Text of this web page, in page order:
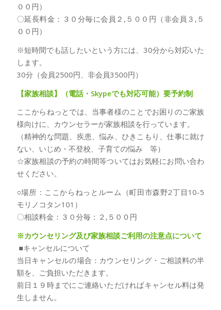
００円）
〇延長料金：３０分毎に会員２,５００円（非会員３,５
００円）
※短時間でも話したいという方には、30分から対応いた
します。
30分（会員2500円、非会員3500円）
【家族相談】（電話・Skypeでも対応可能）要予約制
ここからねっとでは、当事者様のことでお困りのご家族
様向けに、カウンセラーが家族相談を行っています。
（精神的な問題、疾患、悩み、ひきこもり、仕事に就け
ない、いじめ・不登校、子育ての悩み 等）
☆家族相談の予約の時間等ついてはお気軽にお問い合わ
せください。
○場所：ここからねっとルーム（町田市森野2丁目10-5
モリノコタン101）
〇相談料金：３０分毎：２,５００円
※カウンセリング及び家族相談ご利用の注意点について
■キャンセルについて
当日キャンセルの場合：カウンセリング・ご相談料の半
額を、ご負担いただきます。
前日１９時までにご連絡いただければキャンセル料は発
生しません。